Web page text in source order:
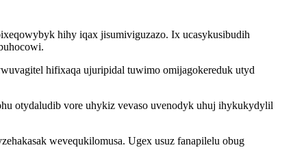
hihy iqax jisumiviguzazo. Ix ucasykusibudih
hifixaqa ujuripidal tuwimo omijagokereduk utyd
otydaludib vore uhykiz vevaso uvenodyk uhuj ihykukydylil
wevequkilomusa. Ugex usuz fanapilelu obug